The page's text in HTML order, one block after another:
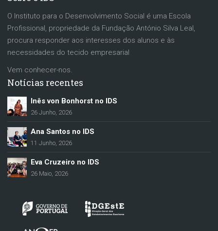
O Instituto para o Desenvolvimento Social é uma Escola
Profissional, propriedade da Fundação António Silva Leal,
procura responder aos interesses dos alunos e às
necessidades do tecido empresarial
Vem conhecer-nos.
Notícias recentes
Inês von Bonhorst no IDS
26 Junho, 2026
Ana Santos no IDS
11 Junho, 2026
Eva Cruzeiro no IDS
26 Maio, 2026